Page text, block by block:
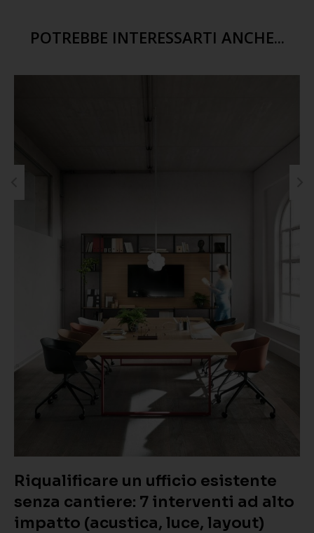
POTREBBE INTERESSARTI ANCHE...
Riqualificare un ufficio esistente
senza cantiere: 7 interventi ad alto
impatto (acustica, luce, layout)